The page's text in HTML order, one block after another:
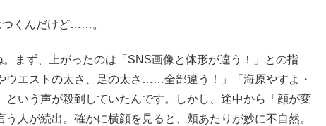
くんだけど……。
まず、上がったのは「SNS画像と体形が違う！」との指
ウエストの太さ、足の太さ……全部違う！」「海原やすよ・
という声が殺到していたんです。しかし、途中から「顔が変
う人が続出。確かに横顔を見ると、頬あたりが妙に不自然。